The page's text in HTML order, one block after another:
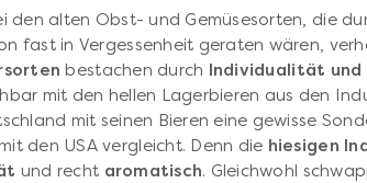
den alten Obst- und Gemüsesorten, die
fast in Vergessenheit geraten wären,
bestachen durch Individualität und
mit den hellen Lagerbieren aus den
mit seinen Bieren eine gewisse
den USA vergleicht. Denn die hiesigen
und recht aromatisch. Gleichwohl